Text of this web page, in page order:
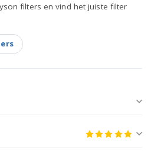
filters en vind het juiste filter